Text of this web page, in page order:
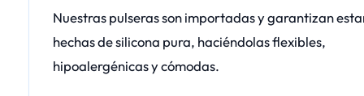
Nuestras pulseras son importadas y garantizan
hechas de silicona pura, haciéndolas flexibles,
hipoalergénicas y cómodas.